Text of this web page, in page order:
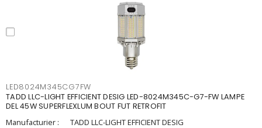
LED8024M345CG7FW
TADD LLC-LIGHT EFFICIENT DESIG LED-8024M345C-G7-FW LAMPE
DEL 45W SUPERFLEXLUM BOUT FUT RETROFIT
Manufacturier :
TADD LLC-LIGHT EFFICIENT DESIG